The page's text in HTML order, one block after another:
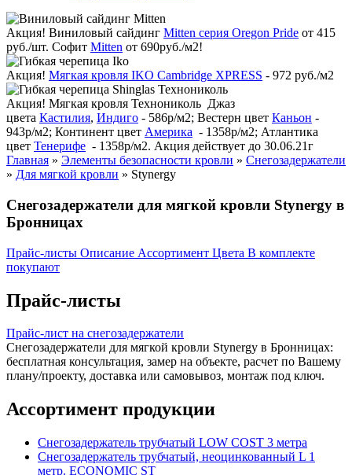
Акция! Виниловый сайдинг Mitten серия Oregon Pride от 415
руб./шт. Софит Mitten от 690руб./м2!
Акция! Мягкая кровля IKO Cambridge XPRESS - 972 руб./м2
Акция! Мягкая кровля Технониколь Джаз
цвета Кастилия, Индиго - 586р/м2; Вестерн цвет Каньон -
943р/м2; Континент цвет Америка - 1358р/м2; Атлантика
цвет Тенерифе - 1358р/м2. Акция действует до 30.06.21г
Главная » Элементы безопасности кровли » Снегозадержатели
» Для мягкой кровли » Stynergy
Снегозадержатели для мягкой кровли Stynergy в
Бронницах
Прайс-листы Описание Ассортимент Цвета В комплекте
покупают
Прайс-листы
Прайс-лист на снегозадержатели
Снегозадержатели для мягкой кровли Stynergy в Бронницах:
бесплатная консультация, замер на объекте, расчет по Вашему
плану/проекту, доставка или самовывоз, монтаж под ключ.
Ассортимент продукции
Снегозадержатель трубчатый LOW COST 3 метра
Снегозадержатель трубчатый, неоцинкованный L 1
метр. ECONOMIC ST